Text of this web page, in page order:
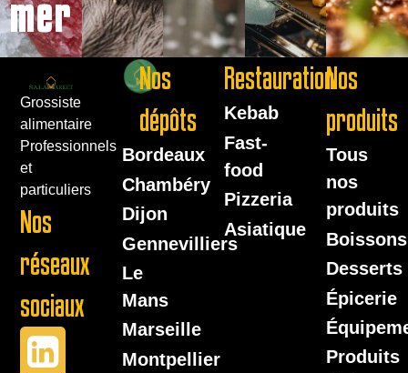
mer
Grossiste
alimentaire
Professionnels
et
particuliers
Nos
réseaux
sociaux
Nos
dépôts
Bordeaux
Chambéry
Dijon
Gennevilliers
Le
Mans
Marseille
Montpellier
Restauration
Kebab
Fast-
food
Pizzeria
Asiatique
Nos
produits
Tous
nos
produits
Boissons
Desserts
Épicerie
Produits